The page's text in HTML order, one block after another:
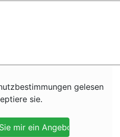
gelesen
sie.